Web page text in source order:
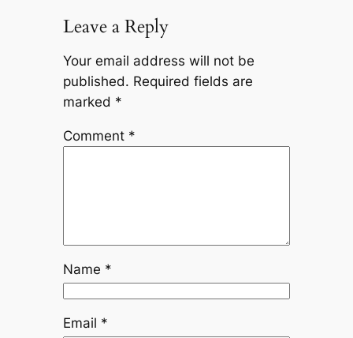
Leave a Reply
Your email address will not be
published. Required fields are
marked *
Comment *
Name *
Email *